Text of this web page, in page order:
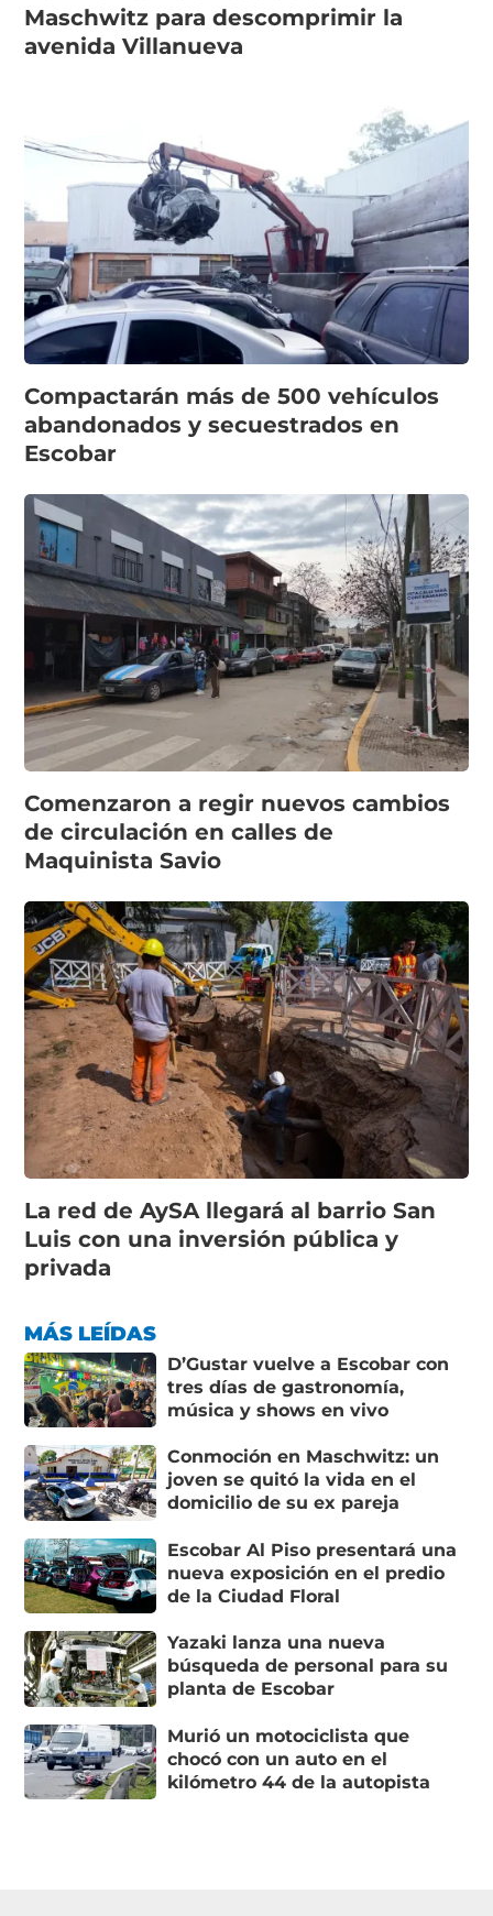
Maschwitz para descomprimir la
avenida Villanueva
Compactarán más de 500 vehículos
abandonados y secuestrados en
Escobar
Comenzaron a regir nuevos cambios
de circulación en calles de
Maquinista Savio
La red de AySA llegará al barrio San
Luis con una inversión pública y
privada
MÁS LEÍDAS
D’Gustar vuelve a Escobar con
tres días de gastronomía,
música y shows en vivo
Conmoción en Maschwitz: un
joven se quitó la vida en el
domicilio de su ex pareja
Escobar Al Piso presentará una
nueva exposición en el predio
de la Ciudad Floral
Yazaki lanza una nueva
búsqueda de personal para su
planta de Escobar
Murió un motociclista que
chocó con un auto en el
kilómetro 44 de la autopista